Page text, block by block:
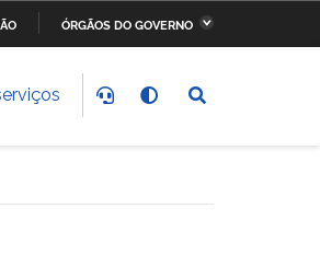
ÓRGÃOS DO GOVERNO
Ministério da Saúde